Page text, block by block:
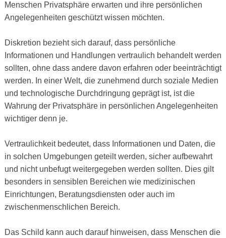
Menschen Privatsphäre erwarten und ihre persönlichen
Angelegenheiten geschützt wissen möchten.
Diskretion bezieht sich darauf, dass persönliche
Informationen und Handlungen vertraulich behandelt werden
sollten, ohne dass andere davon erfahren oder beeinträchtigt
werden. In einer Welt, die zunehmend durch soziale Medien
und technologische Durchdringung geprägt ist, ist die
Wahrung der Privatsphäre in persönlichen Angelegenheiten
wichtiger denn je.
Vertraulichkeit bedeutet, dass Informationen und Daten, die
in solchen Umgebungen geteilt werden, sicher aufbewahrt
und nicht unbefugt weitergegeben werden sollten. Dies gilt
besonders in sensiblen Bereichen wie medizinischen
Einrichtungen, Beratungsdiensten oder auch im
zwischenmenschlichen Bereich.
Das Schild kann auch darauf hinweisen, dass Menschen die